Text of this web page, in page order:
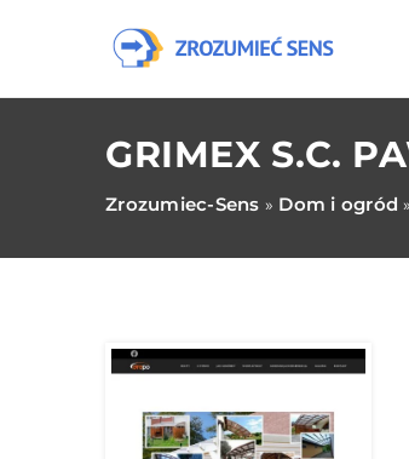
GRIMEX S.C.
Zrozumiec-Sens » Dom i ogród »